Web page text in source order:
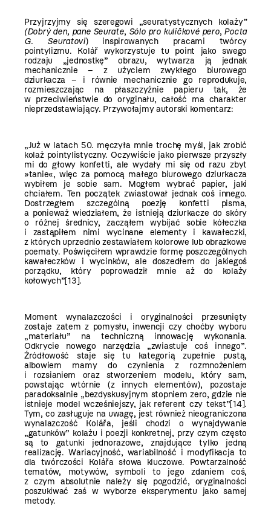
Przyjrzyjmy się szeregowi „seuratystycznych kolaży”
(Dobrý den, pane Seurate, Sólo pro kuličkové pero, Pocta
G. Seuratovi) inspirowanych pracami twórcy
pointylizmu. Kolář wykorzystuje tu point jako swego
rodzaju „jednostkę” obrazu, wytwarza ją jednak
mechanicznie – z użyciem zwykłego biurowego
dziurkacza – i równie mechanicznie go reprodukuje,
rozmieszczając na płaszczyźnie papieru tak, że
w przeciwieństwie do oryginału, całość ma charakter
nieprzedstawiający. Przywołajmy autorski komentarz:
„Już w latach 50. męczyła mnie trochę myśl, jak zrobić
kolaż pointylistyczny. Oczywiście jako pierwsze przyszły
mi do głowy konfetti, ale wydały mi się od razu zbyt
»tanie«, więc za pomocą małego biurowego dziurkacza
wybiłem je sobie sam. Mogłem wybrać papier, jaki
chciałem. Ten początek zwiastował jednak coś innego.
Dostrzegłem szczególną poezję konfetti pisma,
a ponieważ wiedziałem, że istnieją dziurkacze do skóry
o różnej średnicy, zacząłem wybijać sobie kółeczka
i zastąpiłem nimi wycinane elementy i kawałeczki,
z których uprzednio zestawiałem kolorowe lub obrazkowe
poematy. Poświęciłem wprawdzie formę poszczególnych
kawałeczków i wycinków, ale doszedłem do jakiegoś
porządku, który poprowadził mnie aż do kolaży
kołowych”[13].
Moment wynalazczości i oryginalności przesunięty
zostaje zatem z pomysłu, inwencji czy choćby wyboru
„materiału” na techniczną innowację wykonania.
Odkrycie nowego narzędzia „zwiastuje coś innego”.
Źródłowość staje się tu kategorią zupełnie pustą,
albowiem mamy do czynienia z rozmnożeniem
i rozsianiem oraz stworzeniem modelu, który sam,
powstając wtórnie (z innych elementów), pozostaje
paradoksalnie „bezdyskusyjnym stopniem zero, gdzie nie
istnieje model wcześniejszy, jak referent czy tekst”[14].
Tym, co zasługuje na uwagę, jest również nieograniczona
wynalazczość Kolářa, jeśli chodzi o wynajdywanie
„gatunków” kolażu i poezji konkretnej, przy czym często
są to gatunki jednorazowe, znajdujące tylko jedną
realizację. Wariacyjność, wariabilność i modyfikacja to
dla twórczości Kolářa słowa kluczowe. Powtarzalność
tematów, motywów, symboli to jego zdaniem coś,
z czym absolutnie należy się pogodzić, oryginalności
poszukiwać zaś w wyborze eksperymentu jako samej
metody.